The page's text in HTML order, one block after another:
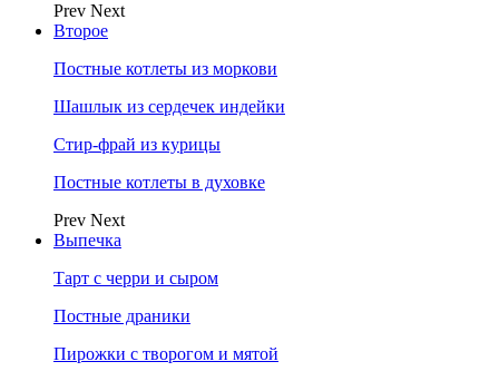
Prev Next
Второе
Постные котлеты из моркови
Шашлык из сердечек индейки
Стир-фрай из курицы
Постные котлеты в духовке
Prev Next
Выпечка
Тарт с черри и сыром
Постные драники
Пирожки с творогом и мятой